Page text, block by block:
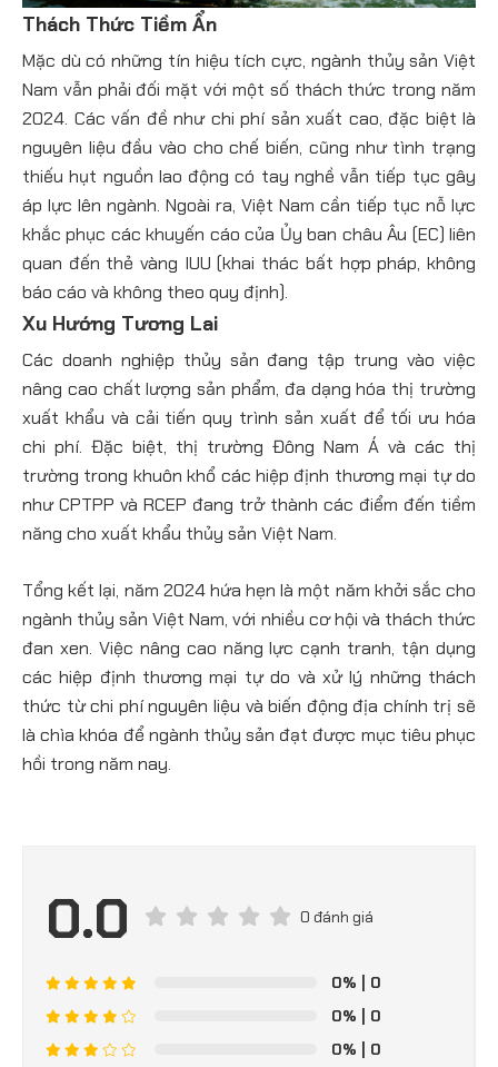
Thách Thức Tiềm Ẩn
Mặc dù có những tín hiệu tích cực, ngành thủy sản Việt
Nam vẫn phải đối mặt với một số thách thức trong năm
2024. Các vấn đề như chi phí sản xuất cao, đặc biệt là
nguyên liệu đầu vào cho chế biến, cũng như tình trạng
thiếu hụt nguồn lao động có tay nghề vẫn tiếp tục gây
áp lực lên ngành. Ngoài ra, Việt Nam cần tiếp tục nỗ lực
khắc phục các khuyến cáo của Ủy ban châu Âu (EC) liên
quan đến thẻ vàng IUU (khai thác bất hợp pháp, không
báo cáo và không theo quy định).
Xu Hướng Tương Lai
Các doanh nghiệp thủy sản đang tập trung vào việc
nâng cao chất lượng sản phẩm, đa dạng hóa thị trường
xuất khẩu và cải tiến quy trình sản xuất để tối ưu hóa
chi phí. Đặc biệt, thị trường Đông Nam Á và các thị
trường trong khuôn khổ các hiệp định thương mại tự do
như CPTPP và RCEP đang trở thành các điểm đến tiềm
năng cho xuất khẩu thủy sản Việt Nam​.
Tổng kết lại, năm 2024 hứa hẹn là một năm khởi sắc cho
ngành thủy sản Việt Nam, với nhiều cơ hội và thách thức
đan xen. Việc nâng cao năng lực cạnh tranh, tận dụng
các hiệp định thương mại tự do và xử lý những thách
thức từ chi phí nguyên liệu và biến động địa chính trị sẽ
là chìa khóa để ngành thủy sản đạt được mục tiêu phục
hồi trong năm nay.
0.0 0 đánh giá
0% | 0
0% | 0
0% | 0